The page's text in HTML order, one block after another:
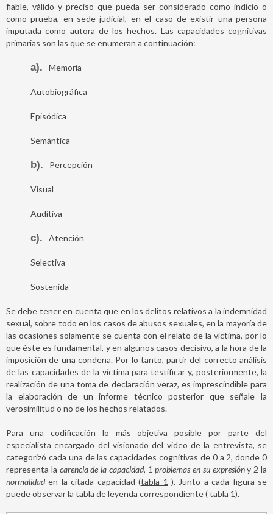
fiable, válido y preciso que pueda ser considerado como indicio o
como prueba, en sede judicial, en el caso de existir una persona
imputada como autora de los hechos. Las capacidades cognitivas
primarias son las que se enumeran a continuación:
a) Memoria
Autobiográfica
Episódica
Semántica
b) Percepción
Visual
Auditiva
c) Atención
Selectiva
Sostenida
Se debe tener en cuenta que en los delitos relativos a la indemnidad
sexual, sobre todo en los casos de abusos sexuales, en la mayoría de
las ocasiones solamente se cuenta con el relato de la víctima, por lo
que éste es fundamental, y en algunos casos decisivo, a la hora de la
imposición de una condena. Por lo tanto, partir del correcto análisis
de las capacidades de la víctima para testificar y, posteriormente, la
realización de una toma de declaración veraz, es imprescindible para
la elaboración de un informe técnico posterior que señale la
verosimilitud o no de los hechos relatados.
Para una codificación lo más objetiva posible por parte del
especialista encargado del visionado del video de la entrevista, se
categorizó cada una de las capacidades cognitivas de 0 a 2, donde 0
representa la carencia de la capacidad, 1problemas en su expresióny 2 la
normalidaden la citada capacidad (tabla 1 ). Junto a cada figura se
puede observar la tabla de leyenda correspondiente (tabla 1).